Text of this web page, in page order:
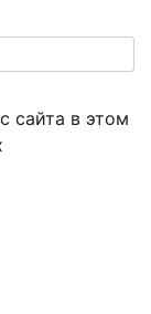
сайта в этом